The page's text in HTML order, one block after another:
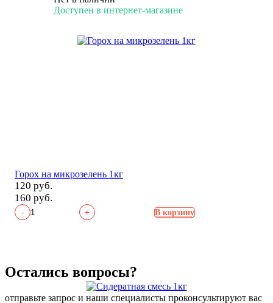
Доступен в интернет-магазине
Горох на микрозелень 1кг
120 руб.
160 руб.
- + В корзину
Остались вопросы?
отправьте запрос и наши специалисты проконсультируют вас